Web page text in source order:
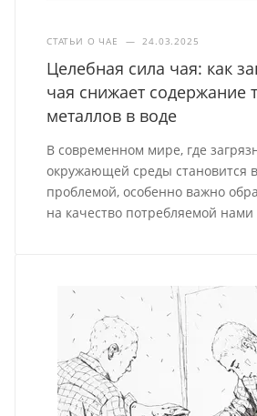
СТАТЬИ О ЧАЕ — 24.03.2025
Целебная сила чая: как
чая снижает содержание
металлов в воде
В современном мире, где
окружающей среды становится
проблемой, особенно важно
на качество потребляемой